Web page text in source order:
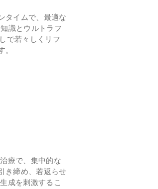
タイムで、最適な
識とウルトラフ
で若々しくリフ
療で、集中的な
き締め、若返らせ
成を刺激するこ